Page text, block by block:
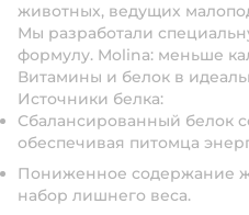
животных, ведущих
Мы разработали
формулу. Molina: меньше
Витамины и белок в
Источники белка:
Сбалансированный белок
обеспечивая питомца
Пониженное содержание
набор лишнего веса.